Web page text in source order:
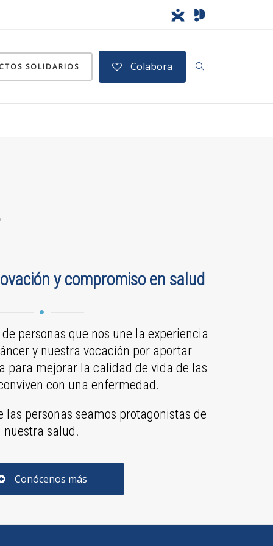
SOLIDARIOS Colabora
y compromiso en salud
personas que nos une la experiencia
y nuestra vocación por aportar
para mejorar la calidad de vida de las
con una enfermedad.
las personas seamos protagonistas de
nuestra salud.
Conócenos más